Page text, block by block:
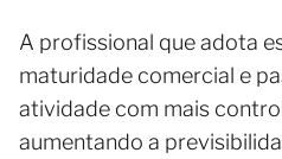
A profissional que adota
maturidade comercial e
atividade com mais
aumentando a